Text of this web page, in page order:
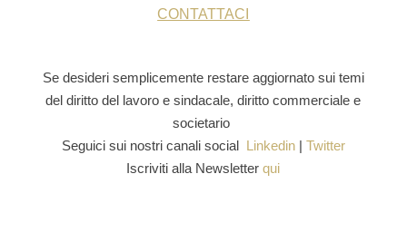
CONTATTACI
Se desideri semplicemente restare aggiornato sui temi
deldiritto del lavoro e sindacale, diritto commerciale e
societario
Seguici sui nostri canali social Linkedin | Twitter
Iscriviti alla Newsletter qui